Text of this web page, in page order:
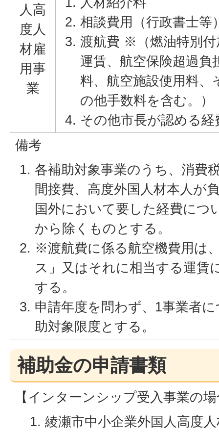
人高
度人
材雇
用事
業
相談費用（行政書士等
渡航費 ※（燃油特別付
運賃、航空保険超過負
料、航空施設使用料、
の他手数料を含む。）
その他市長が認める経
備考
各補助対象事業のうち、消費
間接費、高度外国人材本人が
国外において要した経費につ
から除くものとする。
※渡航費に係る航空機費用は
ス」又はそれに相当する運賃
する。
申請年度を問わず、1事業者
助対象限度とする。
補助金の申請書類
【インターンシップ受入事業の
綾瀬市中小企業外国人高度